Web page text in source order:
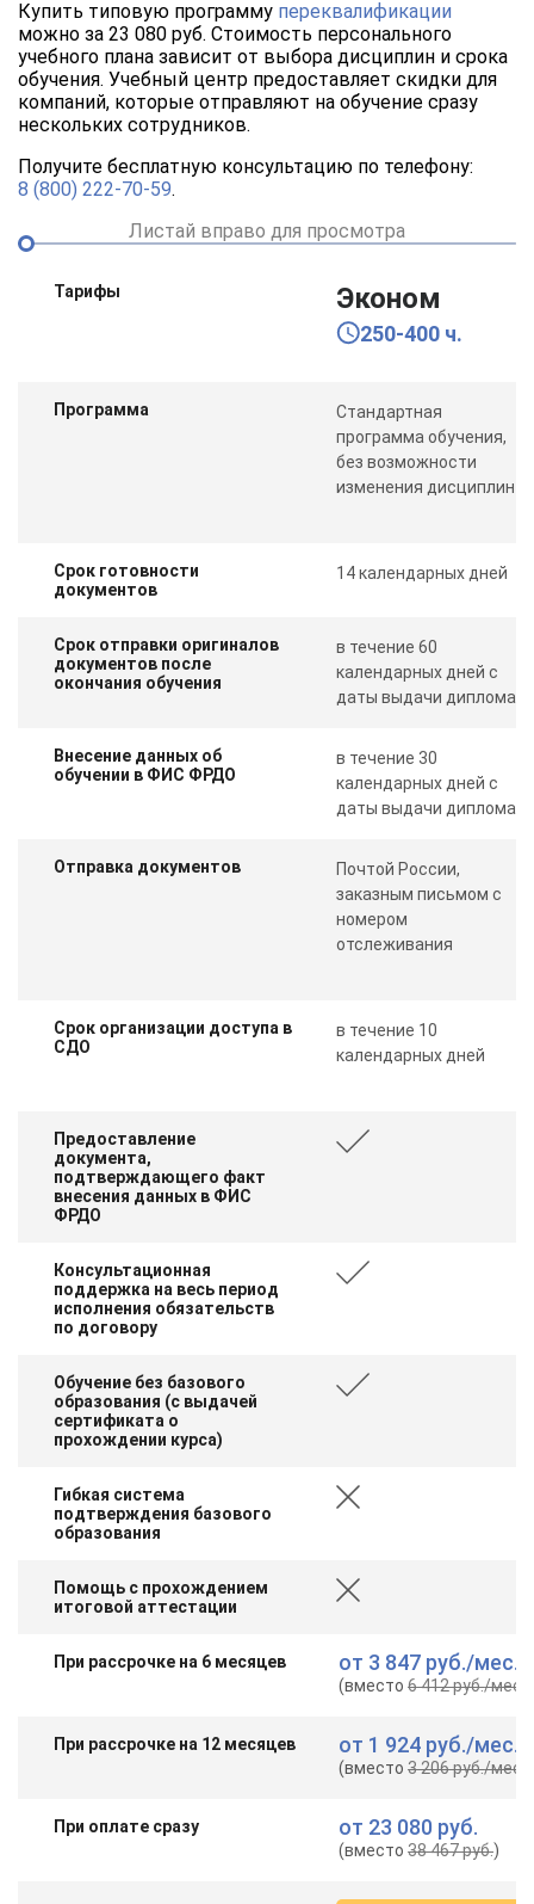
Купить типовую программу переквалификации
можно за 23 080 руб. Стоимость персонального
учебного плана зависит от выбора дисциплин и срока
обучения. Учебный центр предоставляет скидки для
компаний, которые отправляют на обучение сразу
нескольких сотрудников.
Получите бесплатную консультацию по телефону:
8 (800) 222-70-59.
Листай вправо для просмотра
Тарифы Эконом
250-400 ч.
Программа
Стандартная
программа обучения,
без возможности
изменения дисциплин
Срок готовности
документов
14 календарных дней
Срок отправки оригиналов
документов после
окончания обучения
в течение 60
календарных дней с
даты выдачи диплома
Внесение данных об
обучении в ФИС ФРДО
в течение 30
календарных дней с
даты выдачи диплома
Отправка документов
Почтой России,
заказным письмом с
номером
отслеживания
Срок организации доступа в
СДО
в течение 10
календарных дней
Предоставление
документа,
подтверждающего факт
внесения данных в ФИС
ФРДО
Консультационная
поддержка на весь период
исполнения обязательств
по договору
Обучение без базового
образования (с выдачей
сертификата о
прохождении курса)
Гибкая система
подтверждения базового
образования
Помощь с прохождением
итоговой аттестации
При рассрочке на 6 месяцев от 3 847 руб./мес.
(вместо6 412 руб./мес.
При рассрочке на 12 месяцев от 1 924 руб./мес.
(вместо3 206 руб./мес.
При оплате сразу от 23 080 руб.
(вместо38 467 руб.)
ChatApp